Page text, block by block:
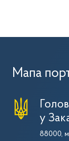
Мапа
у
88000,